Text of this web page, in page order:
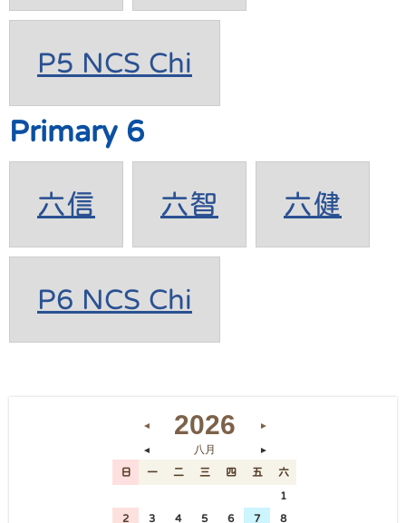
P5 NCS Chi
Primary 6
六信 六智 六健
P6 NCS Chi
◄ 2026 ►
◄ 八月 ►
日 一 二 三 四 五 六
1
2 3 4 5 6 7 8